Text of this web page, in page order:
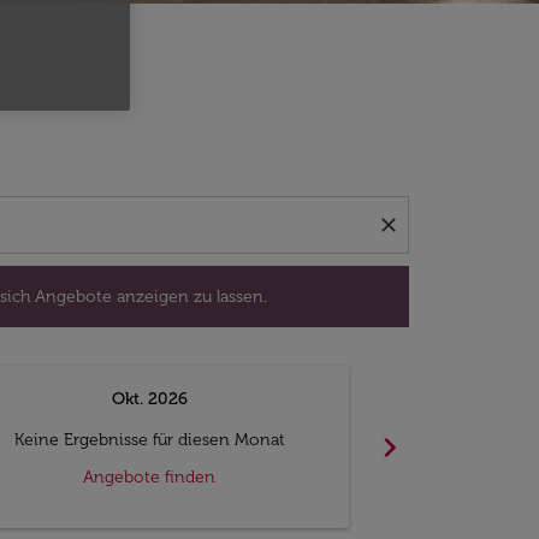
close
Angebote anzeigen zu lassen.
aus, um sich Angebote anzeigen zu lassen.
Okt. 2026
Keine Ergebnisse für diesen Monat
Angebote finden
chevron_right